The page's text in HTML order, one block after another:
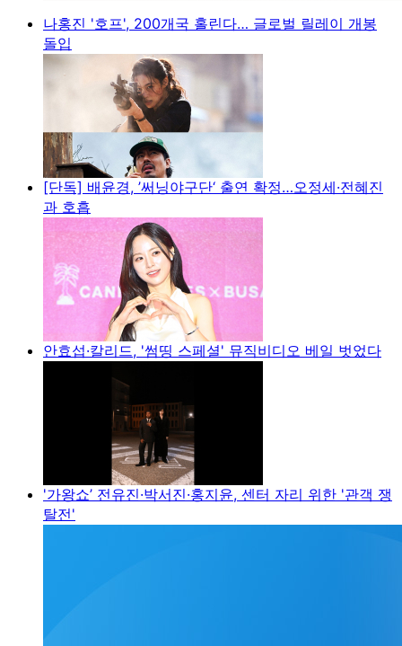
나홍진 '호프', 200개국 홀린다… 글로벌 릴레이 개봉
돌입
[단독] 배윤경, ’써닝야구단‘ 출연 확정…오정세·전혜진
과 호흡
안효섭·칼리드, '썸띵 스페셜' 뮤직비디오 베일 벗었다
'가왕쇼’ 전유진·박서진·홍지윤, 센터 자리 위한 '관객 쟁
탈전'